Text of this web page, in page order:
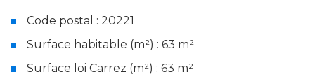
Code postal : 20221
Surface habitable (m²) : 63 m²
Surface loi Carrez (m²) : 63 m²